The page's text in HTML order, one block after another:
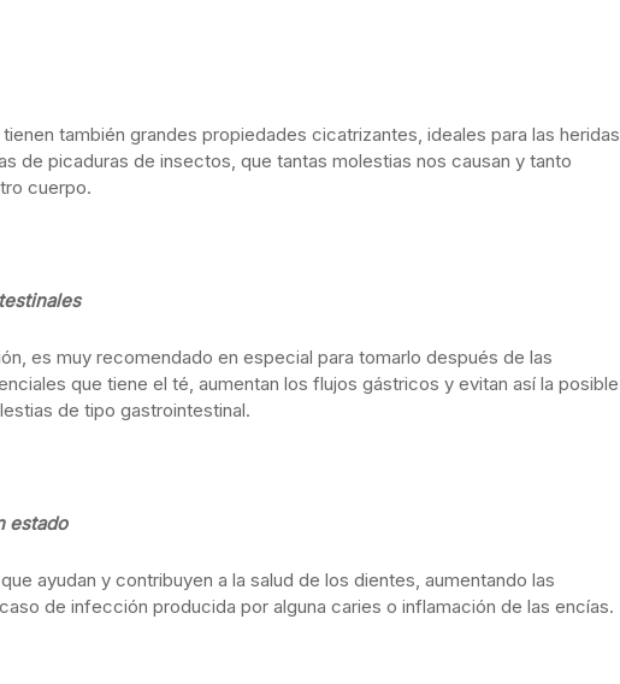
también grandes propiedades cicatrizantes, ideales para las heridas
de picaduras de insectos, que tantas molestias nos causan y tanto
cuerpo.
es muy recomendado en especial para tomarlo después de las
que tiene el té, aumentan los flujos gástricos y evitan así la posible
de tipo gastrointestinal.
estado
ayudan y contribuyen a la salud de los dientes, aumentando las
de infección producida por alguna caries o inflamación de las encías.